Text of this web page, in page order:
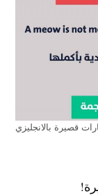
قصيرة بالانجليزي